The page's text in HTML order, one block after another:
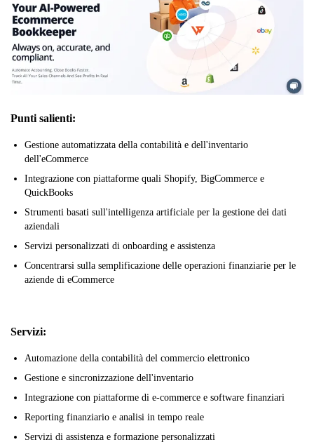
Punti salienti:
Gestione automatizzata della contabilità e dell'inventario
dell'eCommerce
Integrazione con piattaforme quali Shopify, BigCommerce e
QuickBooks
Strumenti basati sull'intelligenza artificiale per la gestione dei dati
aziendali
Servizi personalizzati di onboarding e assistenza
Concentrarsi sulla semplificazione delle operazioni finanziarie per le
aziende di eCommerce
Servizi:
Automazione della contabilità del commercio elettronico
Gestione e sincronizzazione dell'inventario
Integrazione con piattaforme di e-commerce e software finanziari
Reporting finanziario e analisi in tempo reale
Servizi di assistenza e formazione personalizzati